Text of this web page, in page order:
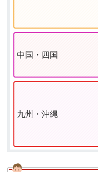
中国・四国
九州・沖縄